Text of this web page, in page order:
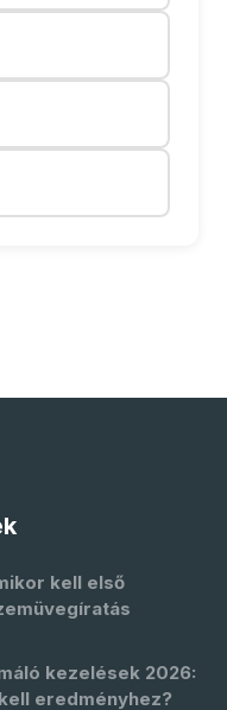
kell első
kezelések 2026:
eredményhez?